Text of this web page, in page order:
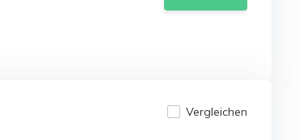
Vergleichen